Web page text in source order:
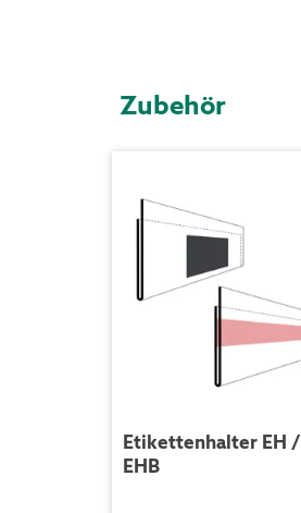
Zubehör
Etikettenhalter EH /
EHB